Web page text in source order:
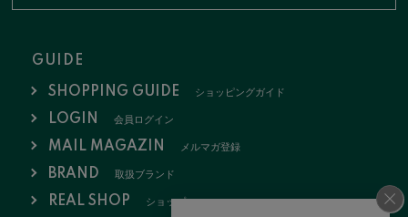
GUIDE
SHOPPING GUIDE ショッピングガイド
LOGIN 会員ログイン
MAIL MAGAZIN メルマガ登録
BRAND 取扱ブランド
REAL SHOP ショップ